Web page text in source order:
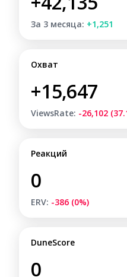
За 3 месяца: +1,251
Охват
+15,647
ViewsRate: -26,102
Реакций
0
ERV: -386 (0%)
DuneScore
0